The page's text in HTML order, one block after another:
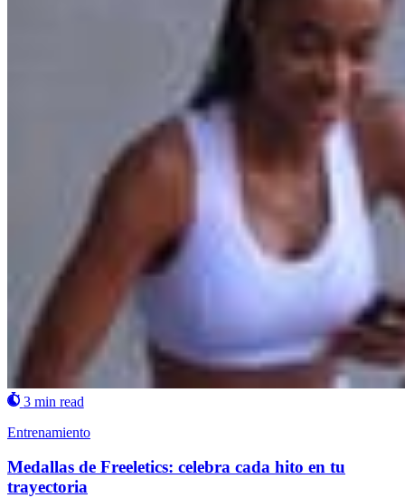
3 min read
Entrenamiento
Medallas de Freeletics: celebra cada hito en tu
trayectoria